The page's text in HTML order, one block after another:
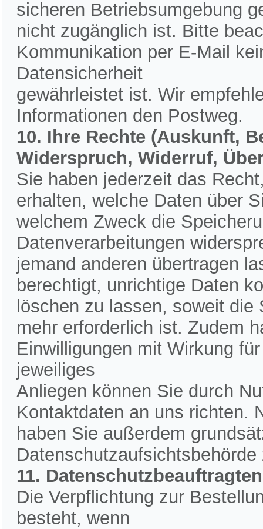
sicheren Betriebsumgebung
nicht zugänglich ist. Bitte
Kommunikation per E-Mail
Datensicherheit
gewährleistet ist. Wir
Informationen den Postweg.
10. Ihre Rechte (Auskunft,
Widerspruch, Widerruf,
Sie haben jederzeit das
erhalten, welche Daten über
welchem Zweck die
Datenverarbeitungen
jemand anderen übertragen
berechtigt, unrichtige Daten
löschen zu lassen, soweit
mehr erforderlich ist. Zudem
Einwilligungen mit Wirkung
jeweiliges
Anliegen können Sie durch
Kontaktdaten an uns richten.
haben Sie außerdem
11. Datenschutzbeauftragten
Die Verpflichtung zur
besteht, wenn